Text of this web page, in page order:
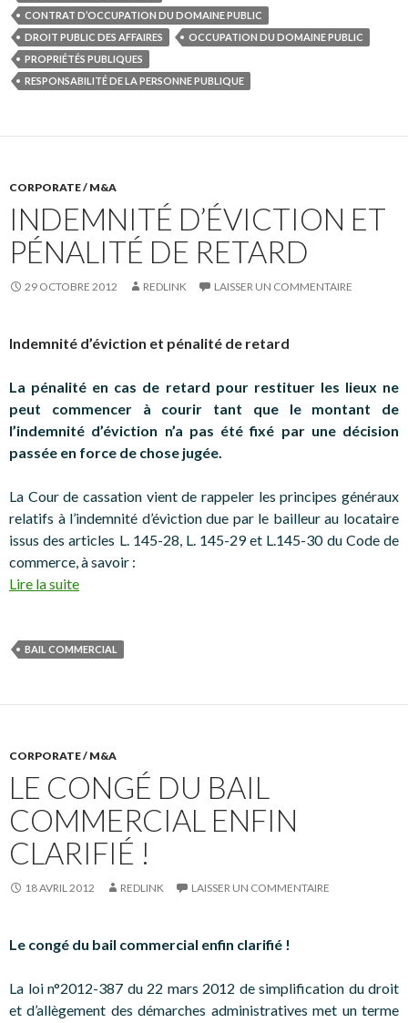
CONTRAT D’OCCUPATION DU DOMAINE PUBLIC
DROIT PUBLIC DES AFFAIRES
OCCUPATION DU DOMAINE PUBLIC
PROPRIÉTÉS PUBLIQUES
RESPONSABILITÉ DE LA PERSONNE PUBLIQUE
CORPORATE / M&A
INDEMNITÉ D’ÉVICTION ET
PÉNALITÉ DE RETARD
29 OCTOBRE 2012 REDLINK LAISSER UN COMMENTAIRE
Indemnité d’éviction et pénalité de retard
La pénalité en cas de retard pour restituer les lieux ne
peut commencer à courir tant que le montant de
l’indemnité d’éviction n’a pas été fixé par une décision
passée en force de chose jugée.
La Cour de cassation vient de rappeler les principes généraux
relatifs à l’indemnité d’éviction due par le bailleur au locataire
issus des articles L. 145-28, L. 145-29 et L.145-30 du Code de
commerce, à savoir :
Lire la suite
BAIL COMMERCIAL
CORPORATE / M&A
LE CONGÉ DU BAIL
COMMERCIAL ENFIN
CLARIFIÉ !
18 AVRIL 2012 REDLINK LAISSER UN COMMENTAIRE
Le congé du bail commercial enfin clarifié !
La loi n°2012-387 du 22 mars 2012 de simplification du droit
et d’allègement des démarches administratives met un terme